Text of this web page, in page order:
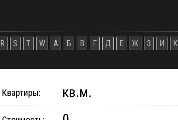
R S T W А Б В Г Д Е Ж З И К
Квартиры: кв.м.